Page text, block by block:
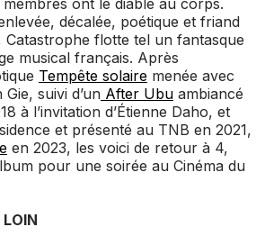
décalée, poétique et friand
Catastrophe flotte tel un fantasque
musical français. Après
Tempête solaire menée avec
suivi d’un After Ubu ambiancé
à l’invitation d’Étienne Daho, et
et présenté au TNB en 2021,
en 2023, les voici de retour à 4,
pour une soirée au Cinéma du
LOIN